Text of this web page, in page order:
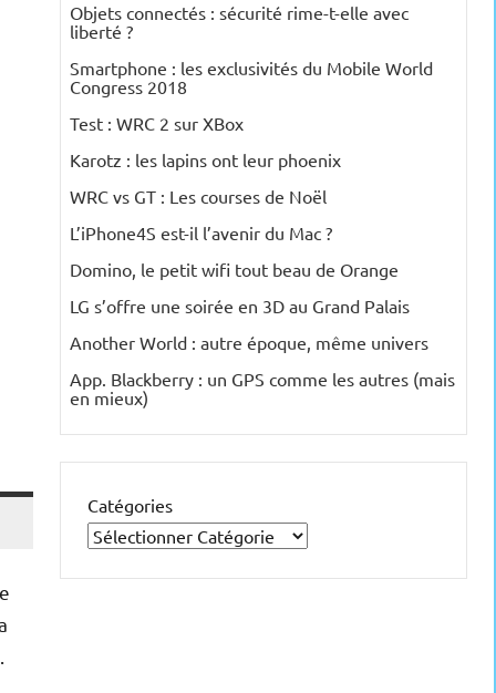
Objets connectés : sécurité rime-t-elle avec
liberté ?
Smartphone : les exclusivités du Mobile World
Congress 2018
Test : WRC 2 sur XBox
Karotz : les lapins ont leur phoenix
WRC vs GT : Les courses de Noël
L’iPhone4S est-il l’avenir du Mac ?
Domino, le petit wifi tout beau de Orange
LG s’offre une soirée en 3D au Grand Palais
Another World : autre époque, même univers
App. Blackberry : un GPS comme les autres (mais
en mieux)
Catégories